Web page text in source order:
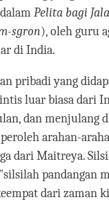
Pelita bagi
sgron), oleh guru
di India.
pribadi yang
luar biasa dari
dan menjulang
arahan-
dari Maitreya.
pandangan
dari zaman